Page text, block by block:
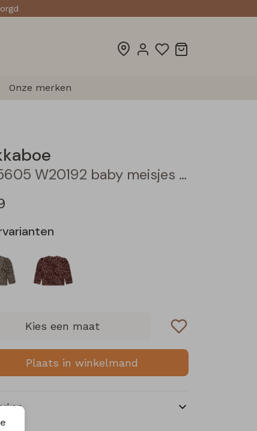
Onze merken
3315605 W20192 baby meisjes T-shirt lm Taupe
Kies een maat
Plaats in winkelmand